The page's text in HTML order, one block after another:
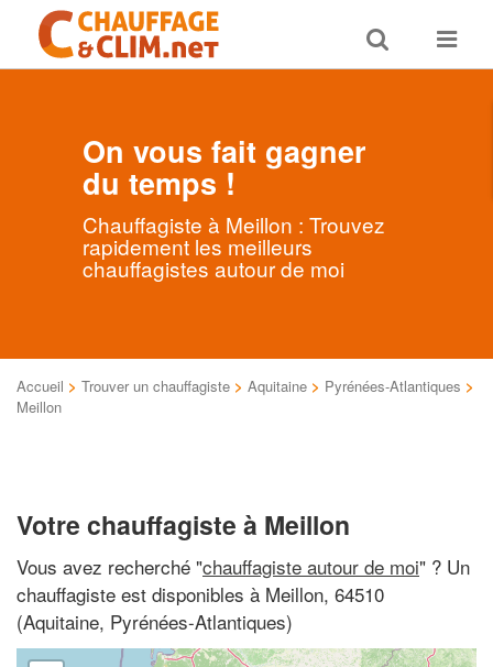
Toggle
search
Toggle
On vous fait gagner
du temps !
Chauffagiste à Meillon : Trouvez
rapidement les meilleurs
chauffagistes autour de moi
Accueil > Trouver un chauffagiste > Aquitaine > Pyrénées-Atlantiques >
Meillon
Votre chauffagiste à Meillon
Vous avez recherché "chauffagiste autour de moi" ? Un
chauffagiste est disponibles à Meillon, 64510
(Aquitaine, Pyrénées-Atlantiques)